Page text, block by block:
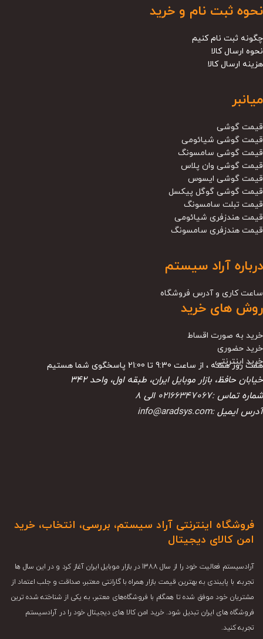
نحوه ثبت نام و خرید
چگونه ثبت نام کنیم
نحوه ارسال کالا
هزینه ارسال کالا
میانبر
قیمت گوشی
قیمت گوشی شیائومی
قیمت گوشی سامسونگ
قیمت گوشی وان پلاس
قیمت گوشی ایسوس
قیمت گوشی گوگل پیکسل
قیمت تبلت سامسونگ
قیمت هندزفری شیائومی
قیمت هندزفری سامسونگ
درباره آراد سیستم
ساعت کاری و آدرس فروشگاه
روش های خرید
خرید به صورت اقساط
خرید حضوری
خرید اینترنتی
هفت روز هفته ، از ساعت 9:30 تا 21:00 پاسخگوی شما هستیم
خیابان حافظ، بازار موبایل ایران، طبقه اول، واحد ۳۴۲
شماره تماس :02166347067 الی 8
آدرس ایمیل :info@aradsys.com
فروشگاه اینترنتی آراد سیستم، بررسی، انتخاب، خرید
امن کالای دیجیتال
آرادسیستم فعالیت خود را از سال 1388 در بازار موبایل ایران آغاز کرد و در این سال ها
تجربه، با پایبندی به بهترین قیمت بازار همراه با گارانتی معتبر، صداقت و جلب اعتماد از
مشتریان خود موفق شده تا همگام با فروشگاه‌های معتبر، به یکی از شناخته شده ترین
فروشگاه های ایران تبدیل شود. خرید امن کالا های دیجیتال خود را در آرادسیستم
تجربه کنید.